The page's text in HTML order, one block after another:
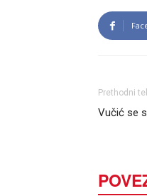
Prethodni
Vučić se